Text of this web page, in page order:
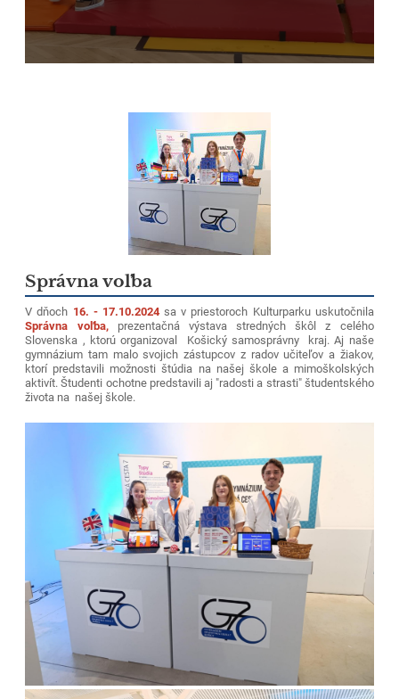
Správna voľba
V dňoch 16. - 17.10.2024sa v priestoroch Kulturparku uskutočnila
Správna voľba,prezentačná výstava stredných škôl z celého
Slovenska , ktorú organizoval Košický samosprávny kraj. Aj naše
gymnázium tam malo svojich zástupcov z radov učiteľov a žiakov,
ktorí predstavili možnosti štúdia na našej škole a mimoškolských
aktivít. Študenti ochotne predstavili aj "radosti a strasti" študentského
života na našej škole.